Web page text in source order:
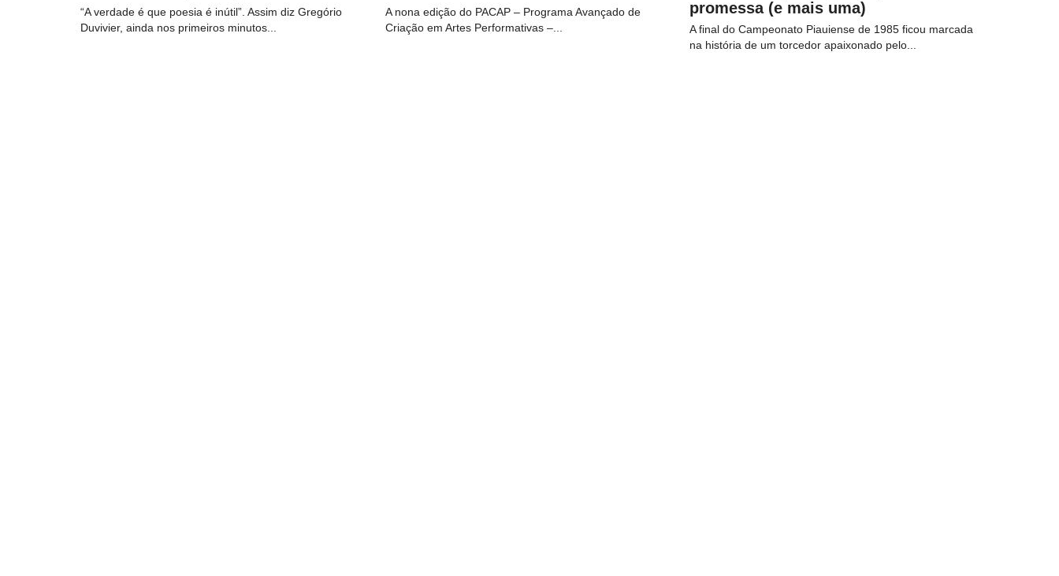
“A verdade é que poesia é inútil”. Assim diz Gregório
Duvivier, ainda nos primeiros minutos...
A nona edição do PACAP – Programa Avançado de
Criação em Artes Performativas –...
promessa (e mais uma)
A final do Campeonato Piauiense de 1985 ficou marcada
na história de um torcedor apaixonado pelo...